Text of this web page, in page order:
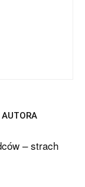
AUTORA
– strach